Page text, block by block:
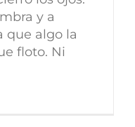
y a
que algo la
floto. Ni